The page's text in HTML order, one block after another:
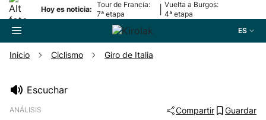
Hoy es noticia:
Tour de Francia:
7ª etapa
Vuelta a Burgos:
4ª etapa
ES
Inicio Ciclismo Giro de Italia
Escuchar
ANÁLISIS Compartir Guardar